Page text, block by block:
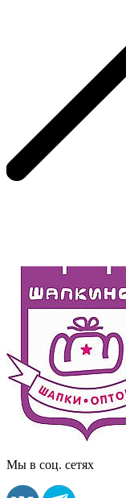
Мы в соц. сетях